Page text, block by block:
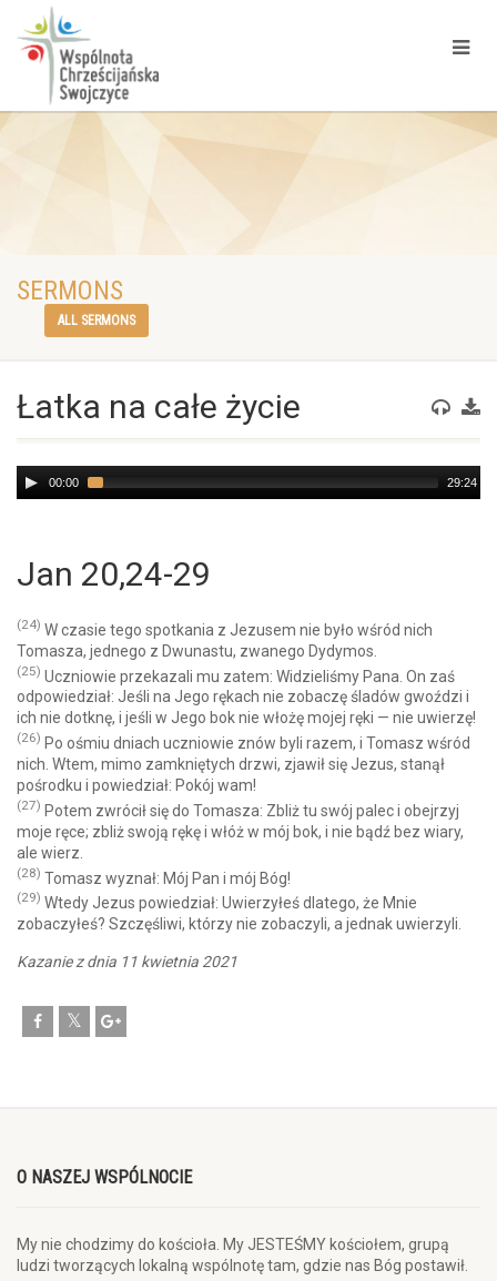
SERMONS
ALL SERMONS
Łatka na całe życie
Audio
Player
00:00 29:24
Jan 20,24-29
(24) W czasie tego spotkania z Jezusem nie było wśród nich
Tomasza, jednego z Dwunastu, zwanego Dydymos.
(25) Uczniowie przekazali mu zatem: Widzieliśmy Pana. On zaś
odpowiedział: Jeśli na Jego rękach nie zobaczę śladów gwoździ i
ich nie dotknę, i jeśli w Jego bok nie włożę mojej ręki — nie uwierzę!
(26) Po ośmiu dniach uczniowie znów byli razem, i Tomasz wśród
nich. Wtem, mimo zamkniętych drzwi, zjawił się Jezus, stanął
pośrodku i powiedział: Pokój wam!
(27) Potem zwrócił się do Tomasza: Zbliż tu swój palec i obejrzyj
moje ręce; zbliż swoją rękę i włóż w mój bok, i nie bądź bez wiary,
ale wierz.
(28) Tomasz wyznał: Mój Pan i mój Bóg!
(29) Wtedy Jezus powiedział: Uwierzyłeś dlatego, że Mnie
zobaczyłeś? Szczęśliwi, którzy nie zobaczyli, a jednak uwierzyli.
Kazanie z dnia 11 kwietnia 2021
O NASZEJ WSPÓLNOCIE
My nie chodzimy do kościoła. My JESTEŚMY kościołem, grupą
ludzi tworzących lokalną wspólnotę tam, gdzie nas Bóg postawił.